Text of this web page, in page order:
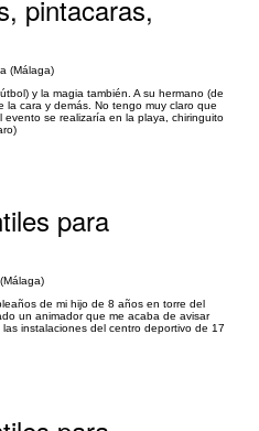
pintacaras,
(Málaga)
y la magia también. A su hermano (de
cara y demás. No tengo muy claro que
se realizaría en la playa, chiringuito
para
de mi hijo de 8 años en torre del
un animador que me acaba de avisar
instalaciones del centro deportivo de 17